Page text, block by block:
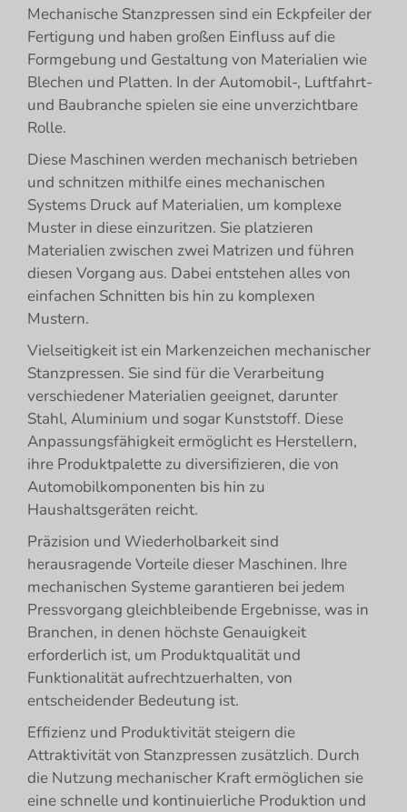
Mechanische Stanzpressen sind ein Eckpfeiler der
Fertigung und haben großen Einfluss auf die
Formgebung und Gestaltung von Materialien wie
Blechen und Platten. In der Automobil-, Luftfahrt-
und Baubranche spielen sie eine unverzichtbare
Rolle.
Diese Maschinen werden mechanisch betrieben
und schnitzen mithilfe eines mechanischen
Systems Druck auf Materialien, um komplexe
Muster in diese einzuritzen. Sie platzieren
Materialien zwischen zwei Matrizen und führen
diesen Vorgang aus. Dabei entstehen alles von
einfachen Schnitten bis hin zu komplexen
Mustern.
Vielseitigkeit ist ein Markenzeichen mechanischer
Stanzpressen. Sie sind für die Verarbeitung
verschiedener Materialien geeignet, darunter
Stahl, Aluminium und sogar Kunststoff. Diese
Anpassungsfähigkeit ermöglicht es Herstellern,
ihre Produktpalette zu diversifizieren, die von
Automobilkomponenten bis hin zu
Haushaltsgeräten reicht.
Präzision und Wiederholbarkeit sind
herausragende Vorteile dieser Maschinen. Ihre
mechanischen Systeme garantieren bei jedem
Pressvorgang gleichbleibende Ergebnisse, was in
Branchen, in denen höchste Genauigkeit
erforderlich ist, um Produktqualität und
Funktionalität aufrechtzuerhalten, von
entscheidender Bedeutung ist.
Effizienz und Produktivität steigern die
Attraktivität von Stanzpressen zusätzlich. Durch
die Nutzung mechanischer Kraft ermöglichen sie
eine schnelle und kontinuierliche Produktion und